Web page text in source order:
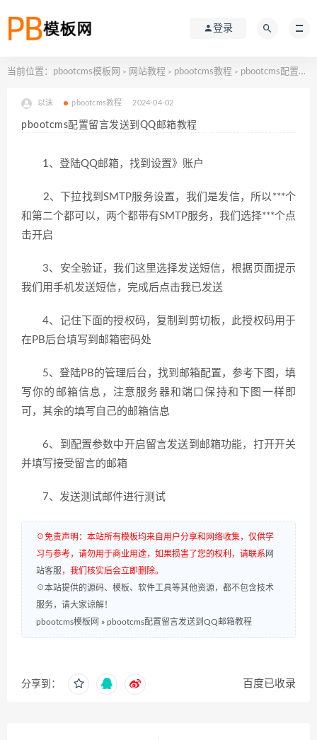
登录
当前位置： pbootcms模板网 > 网站教程 > pbootcms教程 > pbootcms配置留言发送到QQ邮箱教程
以沫 pbootcms教程 2024-04-02
pbootcms配置留言发送到QQ邮箱教程
1、登陆QQ邮箱，找到设置》账户
2、下拉找到SMTP服务设置，我们是发信，所以***个
和第二个都可以，两个都带有SMTP服务，我们选择***个点
击开启
3、安全验证，我们这里选择发送短信，根据页面提示
我们用手机发送短信，完成后点击我已发送
4、记住下面的授权码，复制到剪切板，此授权码用于
在PB后台填写到邮箱密码处
5、登陆PB的管理后台，找到邮箱配置，参考下图，填
写你的邮箱信息，注意服务器和端口保持和下图一样即
可，其余的填写自己的邮箱信息
6、到配置参数中开启留言发送到邮箱功能，打开开关
并填写接受留言的邮箱
7、发送测试邮件进行测试
☉免责声明：本站所有模板均来自用户分享和网络收集，仅供学
习与参考，请勿用于商业用途，如果损害了您的权利，请联系 网
站客服，我们核实后会立即删除。
☉本站提供的源码、模板、软件工具等其他资源，都不包含技术
服务，请大家谅解！
pbootcms模板网 » pbootcms配置留言发送到QQ邮箱教程
分享到： 百度已收录